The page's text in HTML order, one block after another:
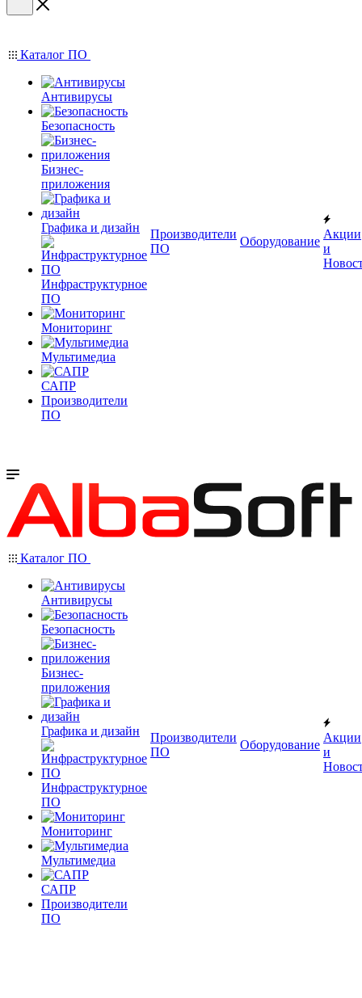
Каталог ПО
Антивирусы
Безопасность
Бизнес-
приложения
Графика и дизайн
Инфраструктурное
ПО
Мониторинг
Мультимедиа
САПР
Производители
ПО
Производители
ПО
Оборудование
Акции
и
Каталог ПО
Антивирусы
Безопасность
Бизнес-
приложения
Графика и дизайн
Инфраструктурное
ПО
Мониторинг
Мультимедиа
САПР
Производители
ПО
Производители
ПО
Оборудование
Акции
и